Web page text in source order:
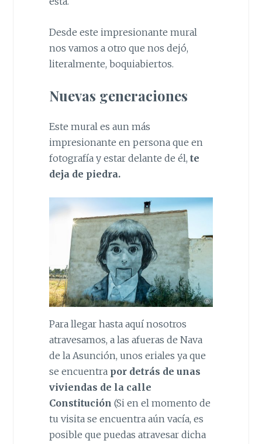
Desde este impresionante mural
nos vamos a otro que nos dejó,
literalmente, boquiabiertos.
Nuevas generaciones
Este mural es aun más
impresionante en persona que en
fotografía y estar delante de él, te
deja de piedra.
Para llegar hasta aquí nosotros
atravesamos, a las afueras de Nava
de la Asunción, unos eriales ya que
se encuentra por detrás de unas
viviendas de la calle
Constitución (Si en el momento de
tu visita se encuentra aún vacía, es
posible que puedas atravesar dicha